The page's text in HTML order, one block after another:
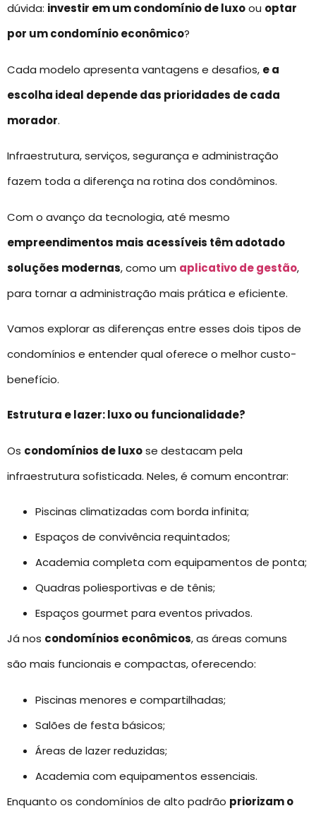
dúvida: investir em um condomínio de luxoou optar
por um condomínio econômico?
Cada modelo apresenta vantagens e desafios, e a
escolha ideal depende das prioridades de cada
morador.
Infraestrutura, serviços, segurança e administração
fazem toda a diferença na rotina dos condôminos.
Com o avanço da tecnologia, até mesmo
empreendimentos mais acessíveis têm adotado
soluções modernas, como um aplicativo de gestão,
para tornar a administração mais prática e eficiente.
Vamos explorar as diferenças entre esses dois tipos de
condomínios e entender qual oferece o melhor custo-
benefício.
Estrutura e lazer: luxo ou funcionalidade?
Os condomínios de luxose destacam pela
infraestrutura sofisticada. Neles, é comum encontrar:
Piscinas climatizadas com borda infinita;
Espaços de convivência requintados;
Academia completa com equipamentos de ponta;
Quadras poliesportivas e de tênis;
Espaços gourmet para eventos privados.
Já nos condomínios econômicos, as áreas comuns
são mais funcionais e compactas, oferecendo:
Piscinas menores e compartilhadas;
Salões de festa básicos;
Áreas de lazer reduzidas;
Academia com equipamentos essenciais.
Enquanto os condomínios de alto padrão priorizam o